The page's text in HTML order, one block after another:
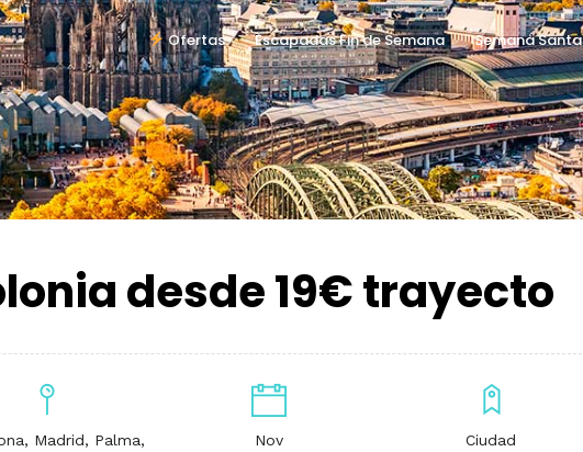
Ofertas Escapadas Fin de Semana Semana Santa
desde 19€ trayecto
Madrid, Palma,
Nov Ciudad